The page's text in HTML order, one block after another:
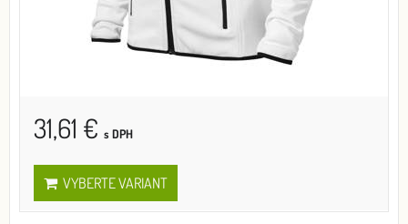
31,61 € s DPH
VYBERTE VARIANT